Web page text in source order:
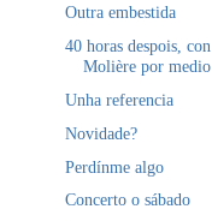
Outra embestida
40 horas despois, con
Molière por medio
Unha referencia
Novidade?
Perdínme algo
Concerto o sábado